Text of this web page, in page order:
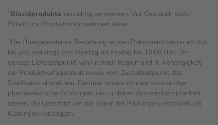
2Biozidprodukte vorsichtig verwenden. Vor Gebrauch stets
Etikett und Produktinformationen lesen.
3Die Übergabe deiner Bestellung an den Paketdienstleister erfolgt
bei uns werktags von Montag bis Freitag bis 18:00 Uhr. Der
genaue Lieferzeitpunkt kann je nach Region und in Abhängigkeit
der Produktverfügbarkeit sowie vom Zustellzeitpunkt des
Spediteurs abweichen. Darüber hinaus können notwendige
pharmazeutische Prüfungen, die zu deiner Arzneimittelsicherheit
dienen, die Lieferfrist um die Dauer der Prüfungen einschließlich
Klärungen verlängern.